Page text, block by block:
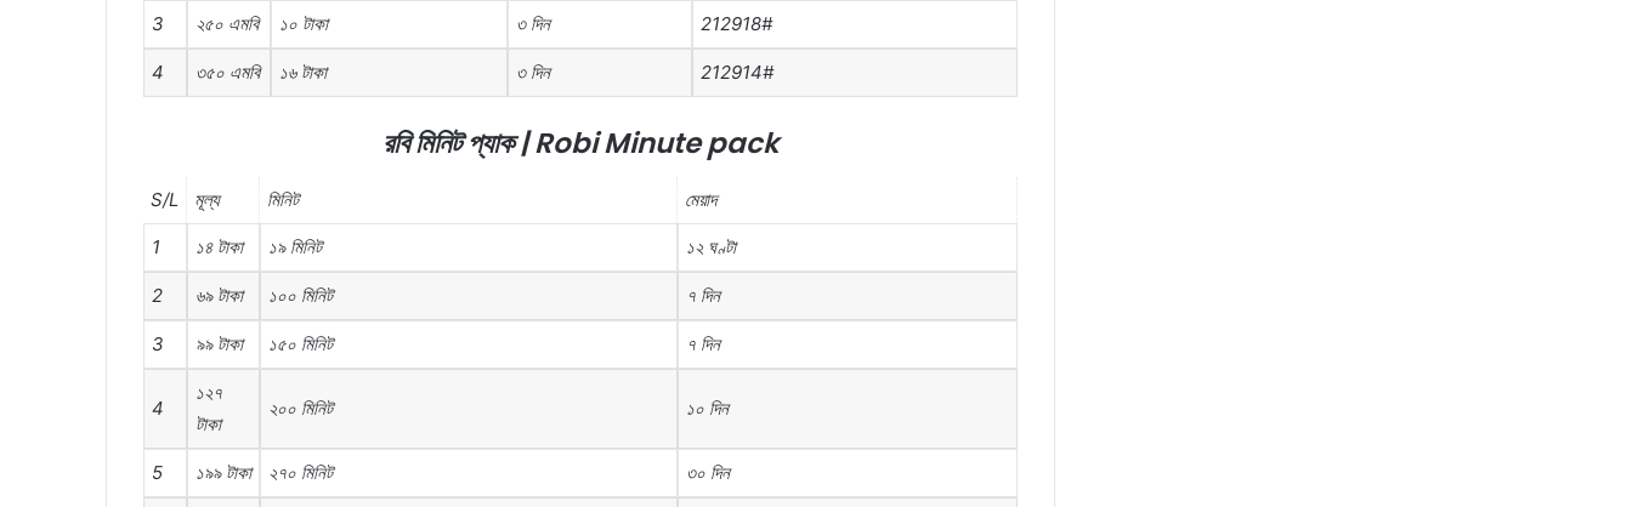
3 ২৫০ এমবি ১০ টাকা ৩ দিন 212918#
4 ৩৫০ এমবি ১৬ টাকা ৩ দিন 212914#
রবিমিনিট প্যাক| Robi Minute pack
S/L মূল্য মিনিট মেয়াদ
1 ১৪ টাকা ১৯ মিনিট ১২ ঘণ্টা
2 ৬৯ টাকা ১০০ মিনিট ৭ দিন
3 ৯৯ টাকা ১৫০ মিনিট ৭ দিন
4
১২৭
টাকা
২০০ মিনিট ১০ দিন
5 ১৯৯ টাকা ২৭০ মিনিট ৩০ দিন